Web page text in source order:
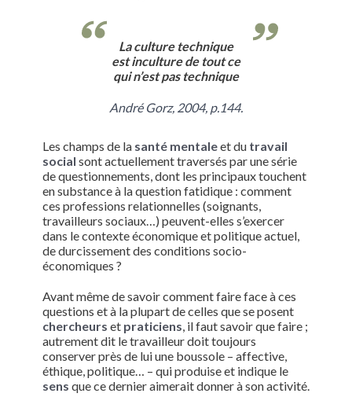
La culture technique
est inculture de tout ce
qui n’est pas technique
André Gorz, 2004, p.144.
Les champs de la santé mentaleet du travail
social sont actuellement traversés par une série
de questionnements, dont les principaux touchent
en substance à la question fatidique : comment
ces professions relationnelles (soignants,
travailleurs sociaux…) peuvent-elles s’exercer
dans le contexte économique et politique actuel,
de durcissement des conditions socio-
économiques ?
Avant même de savoir comment faire face à ces
questions et à la plupart de celles que se posent
chercheurs et praticiens , il faut savoir que faire ;
autrement dit le travailleur doit toujours
conserver près de lui une boussole – affective,
éthique, politique… – qui produise et indique le
sens que ce dernier aimerait donner à son activité.